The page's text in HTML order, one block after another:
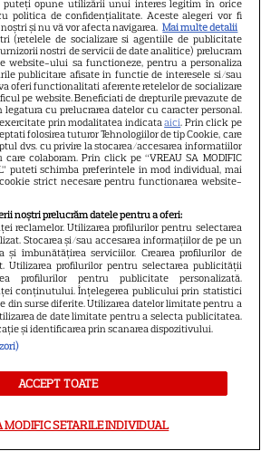
Elon Musk, atac la adresa
regizorului premiat cu Oscar
care a realizat documentarul
despre viața sa. Filmul are 232
de minute
VEDETE STRĂINE
Marvel are un nou Black
Panther. David Jonsson preia
moștenirea lui Chadwick
Boseman
VEDETE STRĂINE
Ryan Gosling este noul Ghost
Rider din Universul Marvel.
Anunțul făcut la Comic-Con i-
a entuziasmat pe fani
puteți opune utilizării unui interes legitim în orice
politica de confidențialitate. Aceste alegeri vor fi
și nu vă vor afecta navigarea. Mai multe detalii
(retelele de socializare si agentiile de publicitate
nostri de servicii de date analitice) prelucram
website-ului sa functioneze, pentru a personaliza
publicitare afisate in functie de interesele si/sau
oferi functionalitati aferente retelelor de socializare
pe website. Beneficiati de drepturile prevazute de
legatura cu prelucrarea datelor cu caracter personal.
prin modalitatea indicataaici. Prin click pe
folosirea tuturor Tehnologiilor de tip Cookie, care
dvs. cu privire la stocarea/accesarea informatiilor
colaboram. Prin click pe “VREAU SA MODIFIC
puteti schimba preferintele in mod individual, mai
strict necesare pentru functionarea website-
noștri prelucrăm datele pentru a oferi:
reclamelor. Utilizarea profilurilor pentru selectarea
Stocarea și/sau accesarea informațiilor de pe un
și îmbunătățirea serviciilor. Crearea profilurilor de
Utilizarea profilurilor pentru selectarea publicității
profilurilor pentru publicitate personalizată.
conținutului. Înțelegerea publicului prin statistici
din surse diferite. Utilizarea datelor limitate pentru a
de date limitate pentru a selecta publicitatea.
și identificarea prin scanarea dispozitivului.
ACCEPT TOATE
MODIFIC SETARILE INDIVIDUAL